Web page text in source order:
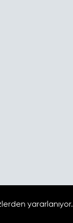
yararlanıyor.